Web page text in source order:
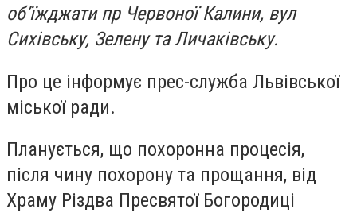
об’їжджати пр Червоної Калини, вул
Сихівську, Зелену та Личаківську.
Про це інформує прес-служба Львівської
міської ради.
Планується, що похоронна процесія,
після чину похорону та прощання, від
Храму Різдва Пресвятої Богородиці